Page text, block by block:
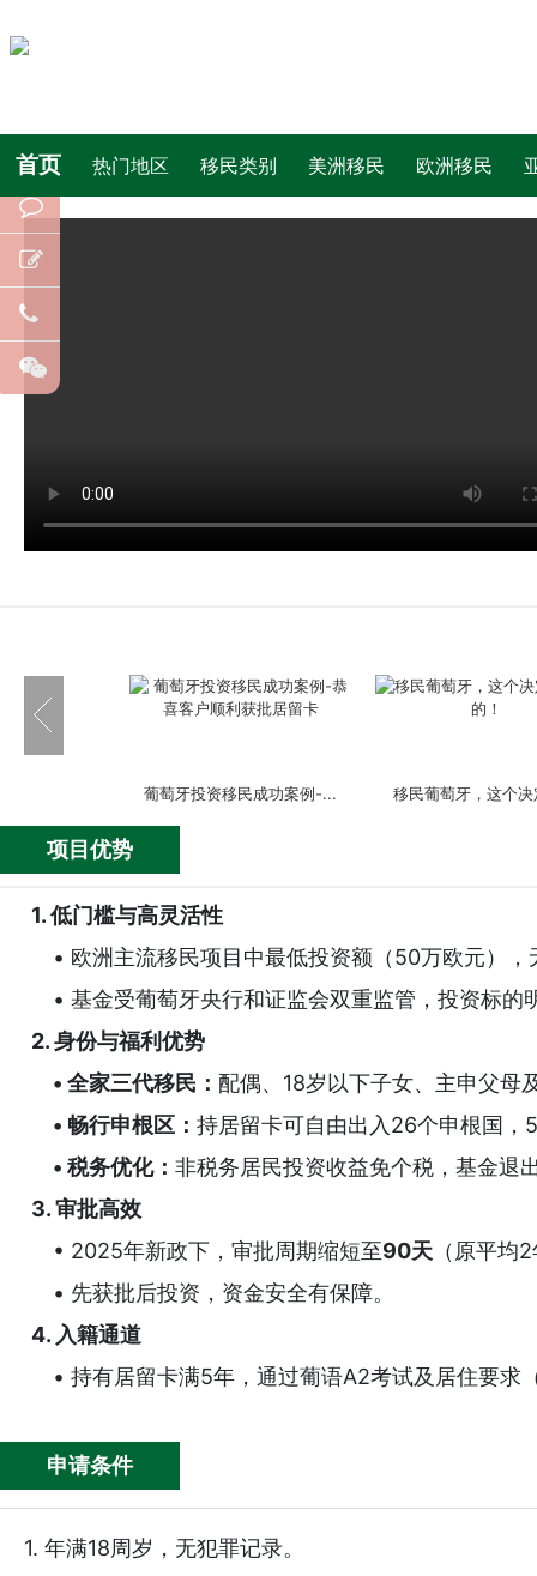
首页 热门地区 移民类别 美洲移民 欧洲移民
葡萄牙投资移民成功案例-... 移民葡萄牙，这个
移民葡萄牙后的生活 面... 恭喜嘉诚海外客户L
恭喜嘉诚海外客户T女士快... 嘉诚海外客户C女士
项目优势
1. 低门槛与高灵活性
• 欧洲主流移民项目中最低投资额（50万欧元），
• 基金受葡萄牙央行和证监会双重监管，投资标的
2. 身份与福利优势
• 全家三代移民： 配偶、18岁以下子女、主申父母
• 畅行申根区： 持居留卡可自由出入26个申根国，
• 税务优化： 非税务居民投资收益免个税，基金退
3. 审批高效
• 2025年新政下，审批周期缩短至90天 （原平均
• 先获批后投资，资金安全有保障。
4. 入籍通道
• 持有居留卡满5年，通过葡语A2考试及居住要求
申请条件
1. 年满18周岁，无犯罪记录。